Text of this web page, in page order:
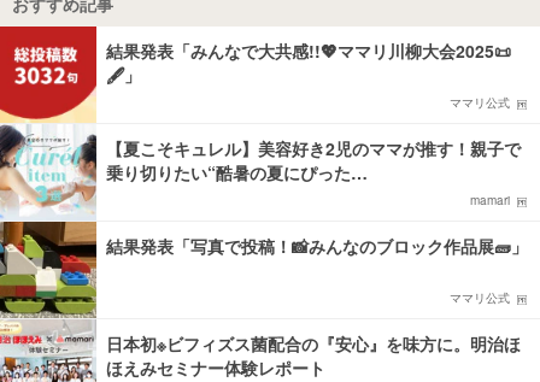
結果発表「みんなで大共感!!💖ママリ川柳大会2025📜
🖋️」
ママリ公式
【夏こそキュレル】美容好き2児のママが推す！親子で
乗り切りたい“酷暑の夏にぴった…
mamari
結果発表「写真で投稿！📸みんなのブロック作品展🧱」
ママリ公式
日本初※ビフィズス菌配合の『安心』を味方に。明治ほ
ほえみセミナー体験レポート